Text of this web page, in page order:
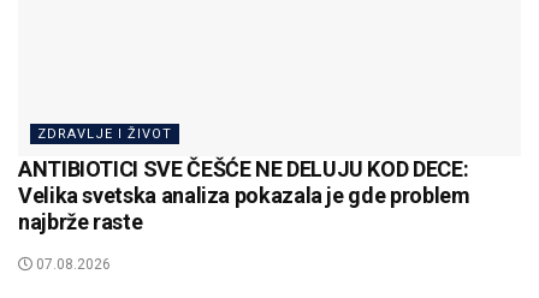
ZDRAVLJE I ŽIVOT
ANTIBIOTICI SVE ČEŠĆE NE DELUJU KOD DECE:
Velika svetska analiza pokazala je gde problem
najbrže raste
07.08.2026